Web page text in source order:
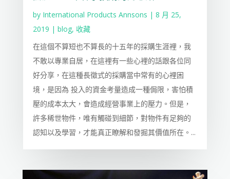
by International Products Annsons | 8 月 25,
2019 | blog, 收藏
在這個不算短也不算長的十五年的採購生涯裡，我
不敢以專業自居，在這裡有一些心裡的話跟各位同
好分享，在這種長徵式的採購當中常有的心裡困
境，是因為 投入的資金考量造成一種侷限，害怕積
壓的成本太大，會造成經營事業上的壓力。但是，
許多稀世物件，唯有觸碰到細節，對物件有足夠的
認知以及學習，才能真正瞭解和發掘其價值所在。...